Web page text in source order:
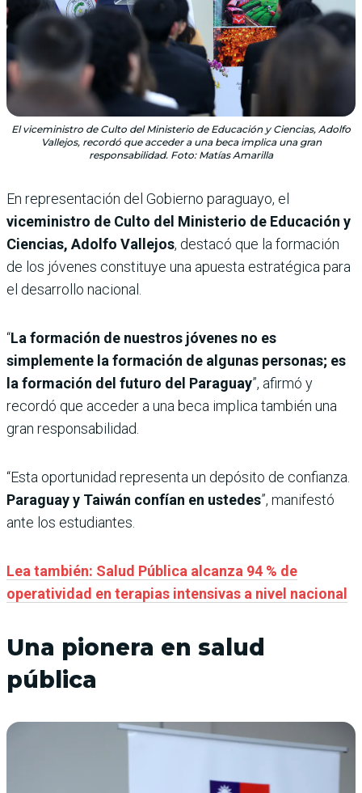
El viceministro de Culto del Ministerio de Educación y Ciencias, Adolfo
Vallejos, recordó que acceder a una beca implica una gran
responsabilidad. Foto: Matías Amarilla
En representación del Gobierno paraguayo, el
viceministro de Culto del Ministerio de Educación y
Ciencias, Adolfo Vallejos, destacó que la formación
de los jóvenes constituye una apuesta estratégica para
el desarrollo nacional.
“La formación de nuestros jóvenes no es
simplemente la formación de algunas personas; es
la formación del futuro del Paraguay”, afirmó y
recordó que acceder a una beca implica también una
gran responsabilidad.
“Esta oportunidad representa un depósito de confianza.
Paraguay y Taiwán confían en ustedes”, manifestó
ante los estudiantes.
Lea también: Salud Pública alcanza 94 % de
operatividad en terapias intensivas a nivel nacional
Una pionera en salud
pública